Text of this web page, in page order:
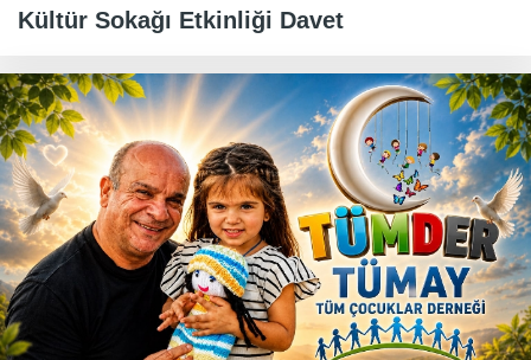
Kültür Sokağı Etkinliği Davet